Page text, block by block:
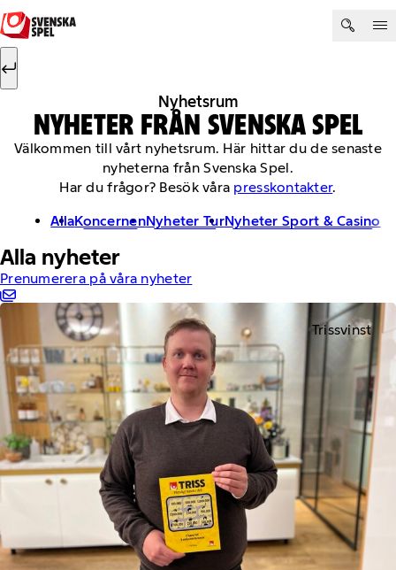
Hoppa till innehåll
Sök efter:
Nyhetsrum
NYHETER FRÅN SVENSKA SPEL
Välkommen till vårt nyhetsrum. Här hittar du de senaste
nyheterna från Svenska Spel.
Har du frågor? Besök våra presskontakter.
AllaKoncernenNyheter TurNyheter Sport & Casino
Alla nyheter
Prenumerera på våra nyheter
Trissvinst